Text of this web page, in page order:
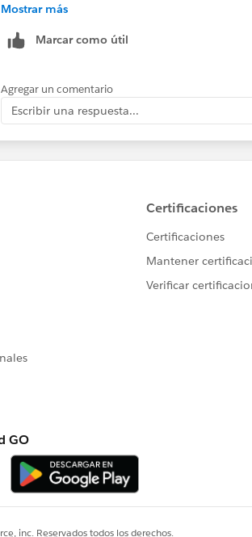
Mostrar más
Marcar como útil
Agregar un comentario
Escribir una respuesta...